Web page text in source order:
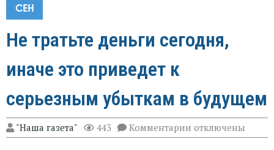
СЕН
Не тратьте деньги сегодня,
иначе это приведет к
серьезным убыткам в будущем
"Наша газета" 443 Комментарии к
записи
отключены